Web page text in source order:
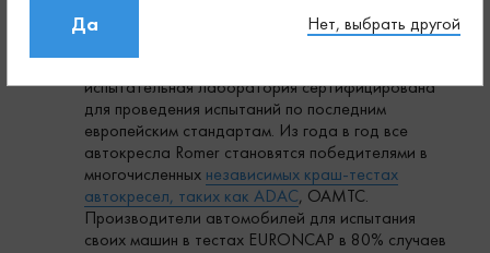
Да Нет, выбрать другой
Romer является самым известным
испытательная лаборатория сертифицирована
для проведения испытаний по последним
европейским стандартам. Из года в год все
автокресла Romer становятся победителями в
многочисленных независимых краш-тестах
автокресел, таких как ADAC, OAMTC.
Производители автомобилей для испытания
своих машин в тестах EURONCAP в 80% случаев